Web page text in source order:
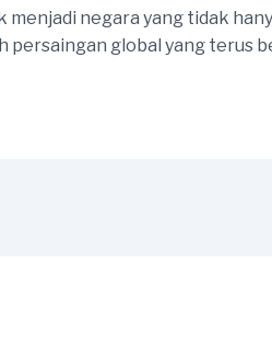
negara yang tidak
persaingan global yang terus